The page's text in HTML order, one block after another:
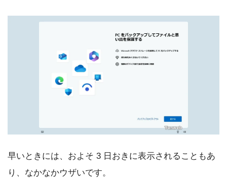
早いときには、およそ 3 日おきに表示されることもあ
り、なかなかウザいです。